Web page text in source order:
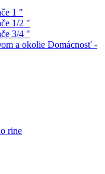
1 "
1/2 "
3/4 "
Domácnosť -
rine